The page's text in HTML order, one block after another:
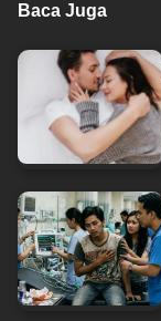
Baca Juga